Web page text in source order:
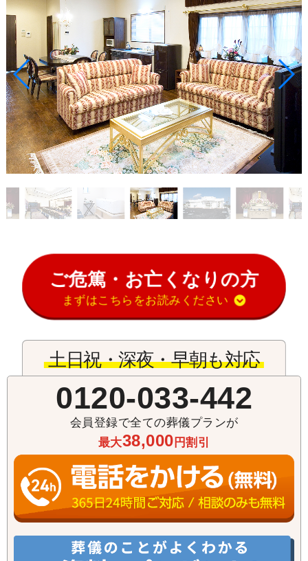
ご危篤・お亡くなりの方
まずはこちらをお読みください
土日祝・深夜・早朝も対応
0120-033-442
会員登録で全ての葬儀プランが
最大38,000 円割引